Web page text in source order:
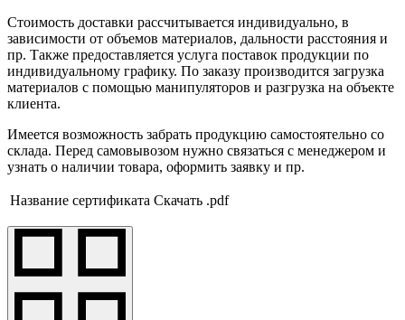
Стоимость доставки рассчитывается индивидуально, в
зависимости от объемов материалов, дальности расстояния и
пр. Также предоставляется услуга поставок продукции по
индивидуальному графику. По заказу производится загрузка
материалов с помощью манипуляторов и разгрузка на объекте
клиента.
Имеется возможность забрать продукцию самостоятельно со
склада. Перед самовывозом нужно связаться с менеджером и
узнать о наличии товара, оформить заявку и пр.
Название сертификата Скачать .pdf